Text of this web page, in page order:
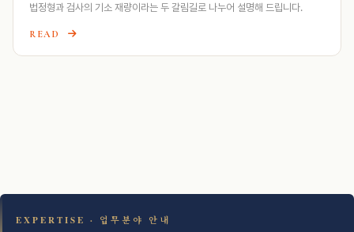
법정형과 검사의 기소 재량이라는 두 갈림길로 나누어 설명해 드립니다.
READ
EXPERTISE · 업무분야 안내